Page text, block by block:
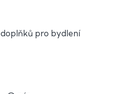
doplňků pro bydlení